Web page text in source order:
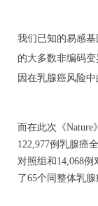
我们已知的易感
的大多数非编码
因在乳腺癌风险中
而在此次《
122,977例乳腺癌
对照组和14,068
了65个同整体乳